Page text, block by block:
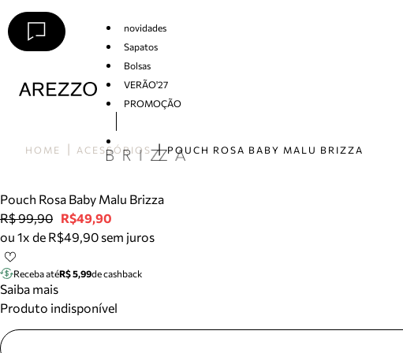
novidades
Sapatos
Bolsas
VERÃO'27
PROMOÇÃO
HOME ACESSÓRIOS POUCH ROSA BABY MALU BRIZZA
Pouch Rosa Baby Malu Brizza
R$ 99,90 R$49,90
ou 1x de R$49,90 sem juros
Receba atéR$ 5,99de cashback
Saiba mais
Produto indisponível